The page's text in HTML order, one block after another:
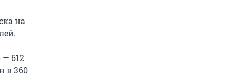
на
— 612
в 360